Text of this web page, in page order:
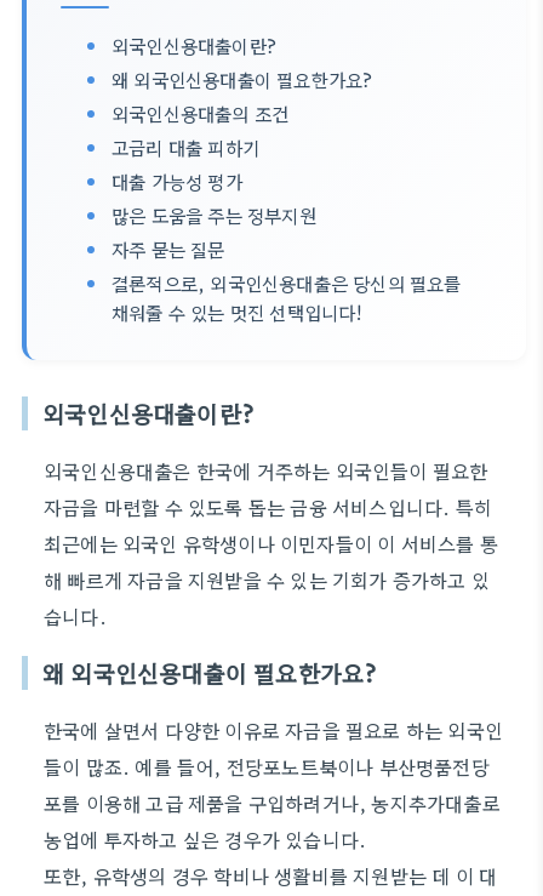
외국인신용대출이란?
왜 외국인신용대출이 필요한가요?
외국인신용대출의 조건
고금리 대출 피하기
대출 가능성 평가
많은 도움을 주는 정부지원
자주 묻는 질문
결론적으로, 외국인신용대출은 당신의 필요를
채워줄 수 있는 멋진 선택입니다!
외국인신용대출이란?
외국인신용대출은 한국에 거주하는 외국인들이 필요한
자금을 마련할 수 있도록 돕는 금융 서비스입니다. 특히
최근에는 외국인 유학생이나 이민자들이 이 서비스를 통
해 빠르게 자금을 지원받을 수 있는 기회가 증가하고 있
습니다.
왜 외국인신용대출이 필요한가요?
한국에 살면서 다양한 이유로 자금을 필요로 하는 외국인
들이 많죠. 예를 들어, 전당포노트북이나 부산명품전당
포를 이용해 고급 제품을 구입하려거나, 농지추가대출로
농업에 투자하고 싶은 경우가 있습니다.
또한, 유학생의 경우 학비나 생활비를 지원받는 데 이 대